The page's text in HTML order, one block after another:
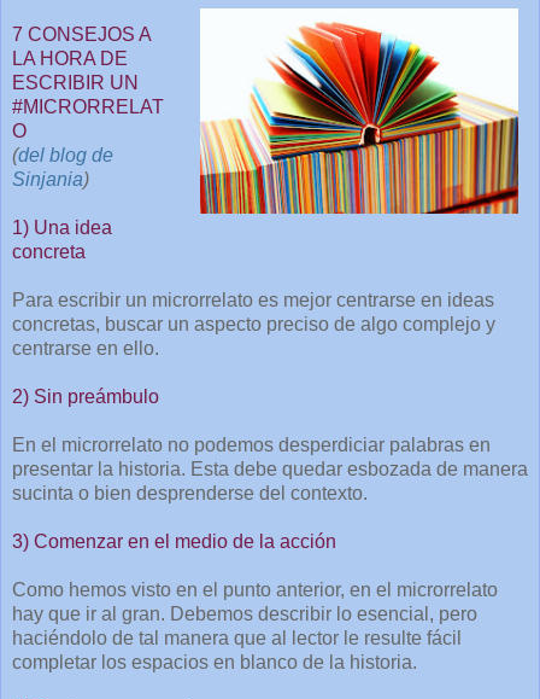
7 CONSEJOS A
LA HORA DE
ESCRIBIR UN
#MICRORRELAT
O
(del blog de
Sinjania)
1) Una idea
concreta
Para escribir un microrrelato es mejor centrarse en ideas
concretas, buscar un aspecto preciso de algo complejo y
centrarse en ello.
2) Sin preámbulo
En el microrrelato no podemos desperdiciar palabras en
presentar la historia. Esta debe quedar esbozada de manera
sucinta o bien desprenderse del contexto.
3) Comenzar en el medio de la acción
Como hemos visto en el punto anterior, en el microrrelato
hay que ir al gran. Debemos describir lo esencial, pero
haciéndolo de tal manera que al lector le resulte fácil
completar los espacios en blanco de la historia.